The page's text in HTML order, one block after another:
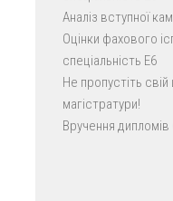
Аналіз вступної
Оцінки фахового
спеціальність E6
Не пропустіть
магістратури!
Вручення